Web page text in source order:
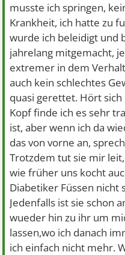
musste ich springen,
Krankheit, ich hatte zu
wurde ich beleidigt und
jahrelang mitgemacht,
extremer in dem
auch kein schlechtes
quasi gerettet. Hört
Kopf finde ich es sehr
ist, aber wenn ich da
das von vorne an,
Trotzdem tut sie mir
wie früher uns kocht
Diabetiker Füssen nicht
Jedenfalls ist sie schon
wueder hin zu ihr um
lassen,wo ich danach
ich einfach nicht mehr.